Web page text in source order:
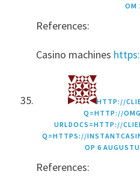
OM
References:
Casino machines
HTTP://
Q=HTTP://
URLDOCS=HTTP://
Q=HTTPS://
OP 6
References: